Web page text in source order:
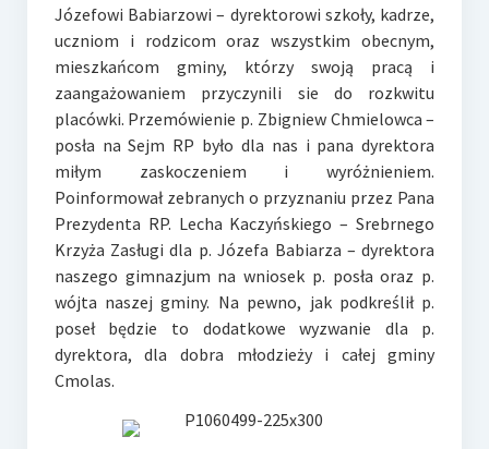
Józefowi Babiarzowi – dyrektorowi szkoły, kadrze,
uczniom i rodzicom oraz wszystkim obecnym,
mieszkańcom gminy, którzy swoją pracą i
zaangażowaniem przyczynili sie do rozkwitu
placówki. Przemówienie p. Zbigniew Chmielowca –
posła na Sejm RP było dla nas i pana dyrektora
miłym zaskoczeniem i wyróżnieniem.
Poinformował zebranych o przyznaniu przez Pana
Prezydenta RP. Lecha Kaczyńskiego – Srebrnego
Krzyża Zasługi dla p. Józefa Babiarza – dyrektora
naszego gimnazjum na wniosek p. posła oraz p.
wójta naszej gminy. Na pewno, jak podkreślił p.
poseł będzie to dodatkowe wyzwanie dla p.
dyrektora, dla dobra młodzieży i całej gminy
Cmolas.